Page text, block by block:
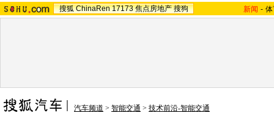
搜狐 ChinaRen 17173 焦点房地产 搜狗 新闻 -
汽车频道 > 智能交通 > 技术前沿-智能交通